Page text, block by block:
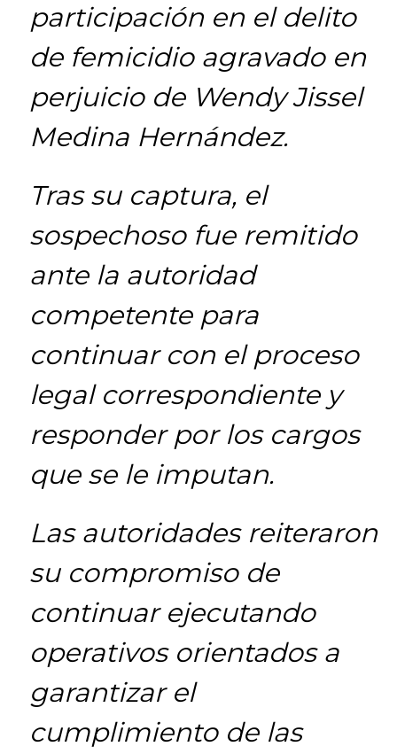
participación en el delito
de femicidio agravado en
perjuicio de Wendy Jissel
Medina Hernández.
Tras su captura, el
sospechoso fue remitido
ante la autoridad
competente para
continuar con el proceso
legal correspondiente y
responder por los cargos
que se le imputan.
Las autoridades reiteraron
su compromiso de
continuar ejecutando
operativos orientados a
garantizar el
cumplimiento de las